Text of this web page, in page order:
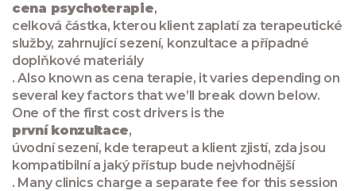
cena psychoterapie,
celková částka, kterou klient zaplatí za terapeutické
služby, zahrnující sezení, konzultace a případné
doplňkové materiály
. Also known as cena terapie, it varies depending on
several key factors that we’ll break down below.
One of the first cost drivers is the
první konzultace,
úvodní sezení, kde terapeut a klient zjistí, zda jsou
kompatibilní a jaký přístup bude nejvhodnější
. Many clinics charge a separate fee for this session